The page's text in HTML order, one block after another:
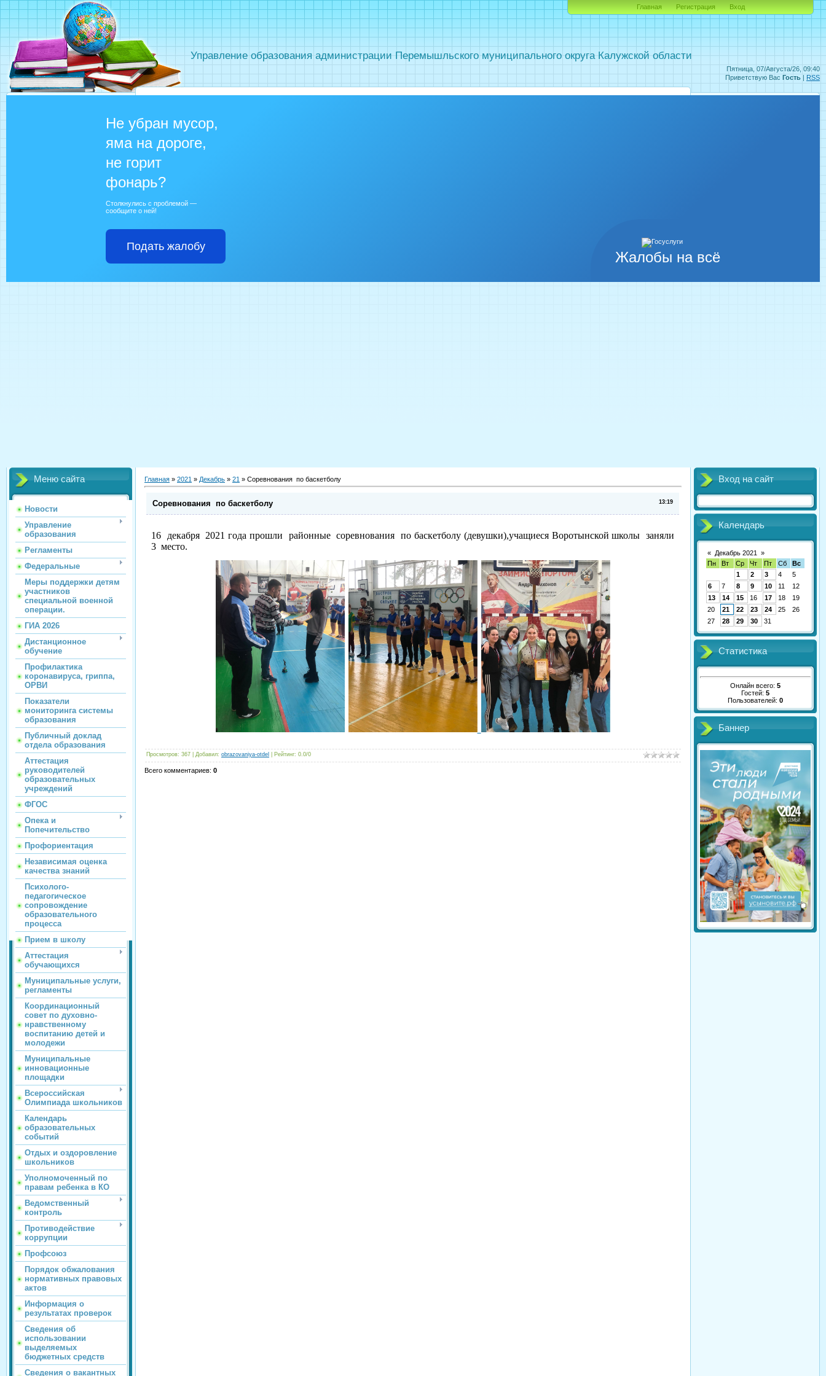
Пятница, 07/Августа/26, 09:40
Приветствую Вас Гость | RSS
Управление образования администрации Перемышльского муниципального округа Калужской области
Главная Регистрация Вход
Жалобы на всё
Не убран мусор,
яма на дороге,
не горит
фонарь?
Столкнулись с проблемой —
сообщите о ней!
Подать жалобу
Меню сайта
Новости
Управление
образования
Регламенты
Федеральные
Меры поддержки детям
участников
специальной военной
операции.
ГИА 2026
Дистанционное
обучение
Профилактика
коронавируса, гриппа,
ОРВИ
Показатели
мониторинга системы
образования
Публичный доклад
отдела образования
Аттестация
руководителей
образовательных
учреждений
ФГОС
Опека и
Попечительство
Профориентация
Независимая оценка
качества знаний
Психолого-
педагогическое
сопровождение
образовательного
процесса
Прием в школу
Аттестация
обучающихся
Муниципальные услуги,
регламенты
Координационный
совет по духовно-
нравственному
воспитанию детей и
молодежи
Муниципальные
инновационные
площадки
Всероссийская
Олимпиада школьников
Календарь
образовательных
событий
Отдых и оздоровление
школьников
Уполномоченный по
правам ребенка в КО
Ведомственный
контроль
Противодействие
коррупции
Профсоюз
Порядок обжалования
нормативных правовых
актов
Информация о
результатах проверок
Сведения об
использовании
выделяемых
бюджетных средств
Сведения о вакантных
Главная » 2021 » Декабрь » 21 » Соревнования по баскетболу
13:19
Соревнования по баскетболу
16 декабря 2021 года прошли районные соревнования по баскетболу (девушки),учащиеся Воротынской школы заняли
3 место.
Просмотров: 367 Добавил: obrazovaniya-otdel Рейтинг: 0.0/0
Всего комментариев: 0
Вход на сайт
Календарь
« Декабрь 2021
»
Пн
Вт Ср Чт Пт Сб
Вс
1
2 3 4
5
6
7 8 9 10 11
12
13
14 15 16 17 18
19
20
21 22 23 24 25
26
27
28 29 30 31
Статистика
Онлайн всего: 5
Гостей: 5
Пользователей: 0
Баннер